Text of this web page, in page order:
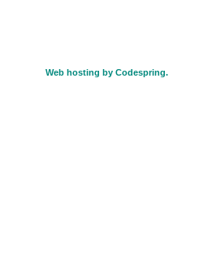
Web hosting by Codespring.